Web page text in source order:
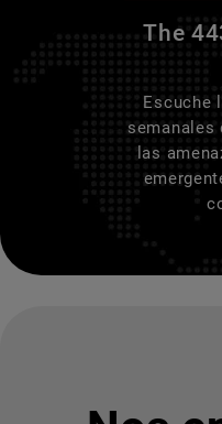
The
Escuche
semanales
las